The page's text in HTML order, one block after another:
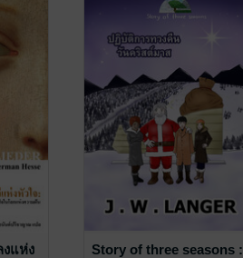
แห่ง
Story of three seasons :